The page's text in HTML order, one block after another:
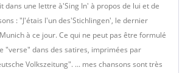
dans une lettre à'Sing In' à propos de lui et de
: "J'étais l'un des'Stichlingen', le dernier
à ce jour. Ce qui ne peut pas être formulé
"verse" dans des satires, imprimées par
Volkszeitung". ... mes chansons sont très